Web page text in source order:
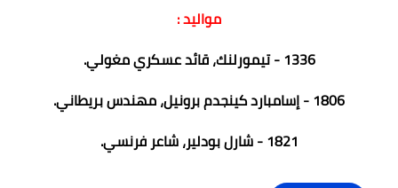
مواليد :
1336 - تيمورلنك، قائد عسكري مغولي.
1806 - إسامبارد كينجدم برونيل، مهندس بريطاني.
1821 - شارل بودلير، شاعر فرنسي.